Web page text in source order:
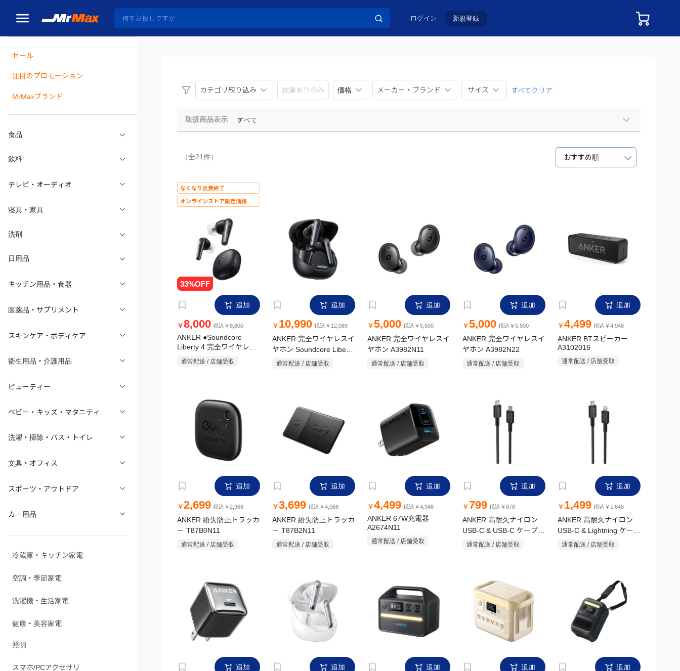
ログイン 新規登録
セール
注目のプロモーション
MrMaxブランド
食品
飲料
テレビ・オーディオ
寝具・家具
洗剤
日用品
キッチン用品・食器
医薬品・サプリメント
スキンケア・ボディケア
衛生用品・介護用品
ビューティー
ベビー・キッズ・マタニティ
洗濯・掃除・バス・トイレ
文具・オフィス
スポーツ・アウトドア
カー用品
冷蔵庫・キッチン家電
空調・季節家電
洗濯機・生活家電
健康・美容家電
照明
スマホ/PCアクセサリ
カテゴリ絞り込み
在庫ありのみ 価格 メーカー・ブランド サイズ すべてクリア
取扱商品表示 すべて
（全21件） おすすめ順
なくなり次第終了
オンラインストア限定価格
追加
￥8,000 税込￥8,800
ANKER ●Soundcore
Liberty 4 完全ワイヤレス
イヤホン ノイズキャンセ
リング A3953N11 ミッド
通常配送 / 店舗受取
追加
￥ 10,990 税込￥12,089
ANKER 完全ワイヤレスイ
ヤホン Soundcore Liberty
4 NC A3947N11 ブラック
通常配送 / 店舗受取
追加
￥5,000 税込￥5,500
ANKER 完全ワイヤレスイ
ヤホン A3982N11
通常配送 / 店舗受取
追加
￥5,000 税込￥5,500
ANKER 完全ワイヤレスイ
ヤホン A3982N22
通常配送 / 店舗受取
追加
￥4,499 税込￥4,948
ANKER BTスピーカー
A3102016
通常配送 / 店舗受取
追加
￥2,699 税込￥2,968
ANKER 紛失防止トラッカ
ー T87B0N11
通常配送 / 店舗受取
追加
￥3,699 税込￥4,068
ANKER 紛失防止トラッカ
ー T87B2N11
通常配送 / 店舗受取
追加
￥4,499 税込￥4,948
ANKER 67W充電器
A2674N11
通常配送 / 店舗受取
追加
￥ 799 税込￥878
ANKER 高耐久ナイロン
USB-C & USB-C ケーブル
通常配送 / 店舗受取
追加
￥ 1,499 税込￥1,648
ANKER 高耐久ナイロン
USB-C & Lightning ケーブ
通常配送 / 店舗受取
追加 追加 追加 追加 追加